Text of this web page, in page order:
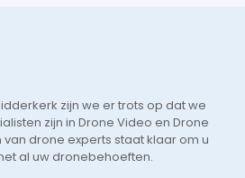
zijn we er trots op dat we
zijn in Drone Video en Drone
drone experts staat klaar om u
al uw dronebehoeften.